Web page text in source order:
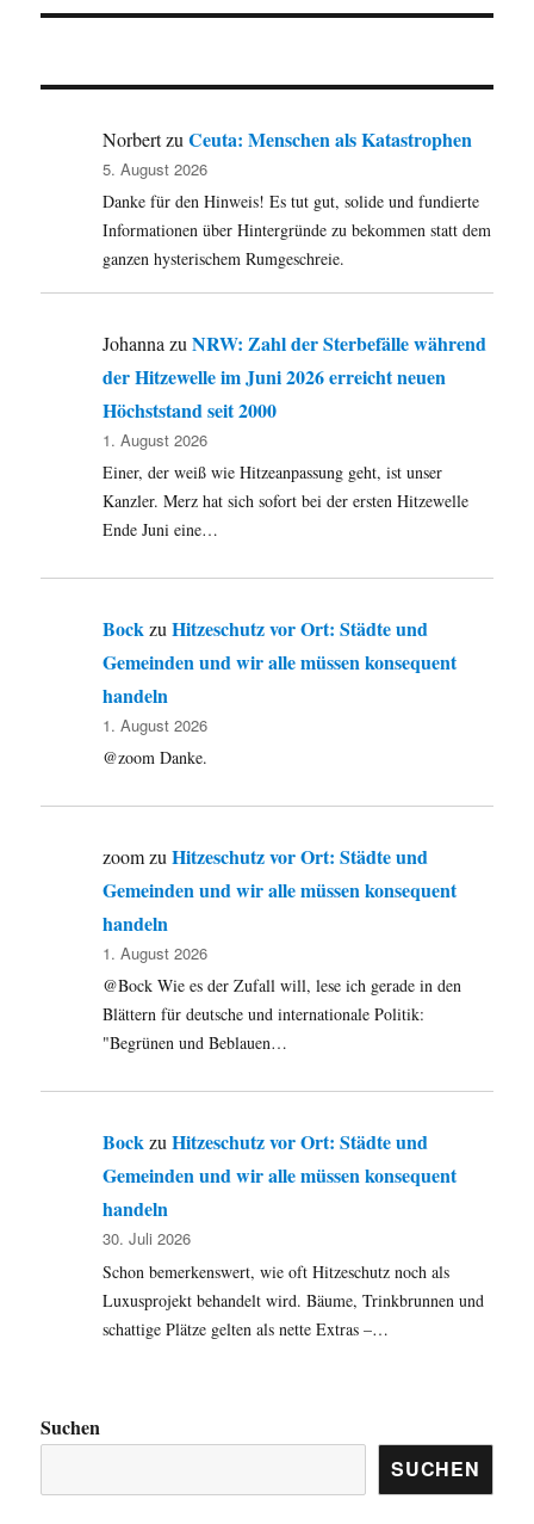
NorbertzuCeuta: Menschen als Katastrophen
5. August 2026
Danke für den Hinweis! Es tut gut, solide und fundierte
Informationen über Hintergründe zu bekommen statt dem
ganzen hysterischem Rumgeschreie.
JohannazuNRW: Zahl der Sterbefälle während
der Hitzewelle im Juni 2026 erreicht neuen
Höchststand seit 2000
1. August 2026
Einer, der weiß wie Hitzeanpassung geht, ist unser
Kanzler. Merz hat sich sofort bei der ersten Hitzewelle
Ende Juni eine…
BockzuHitzeschutz vor Ort: Städte und
Gemeinden und wir alle müssen konsequent
handeln
1. August 2026
@zoom Danke.
zoomzuHitzeschutz vor Ort: Städte und
Gemeinden und wir alle müssen konsequent
handeln
1. August 2026
@Bock Wie es der Zufall will, lese ich gerade in den
Blättern für deutsche und internationale Politik:
"Begrünen und Beblauen…
BockzuHitzeschutz vor Ort: Städte und
Gemeinden und wir alle müssen konsequent
handeln
30. Juli 2026
Schon bemerkenswert, wie oft Hitzeschutz noch als
Luxusprojekt behandelt wird. Bäume, Trinkbrunnen und
schattige Plätze gelten als nette Extras –…
Suchen
SUCHEN